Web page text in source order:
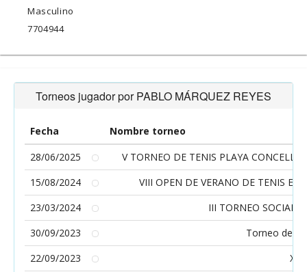
Masculino
7704944
Torneos jugador por PABLO MÁRQUEZ REYES
Fecha
Nombre torneo
28/06/2025
V TORNEO DE TENIS PLAYA
15/08/2024
VIII OPEN DE VERANO DE TENIS
23/03/2024
III TORNEO SOCIAL
30/09/2023
Torneo de
22/09/2023